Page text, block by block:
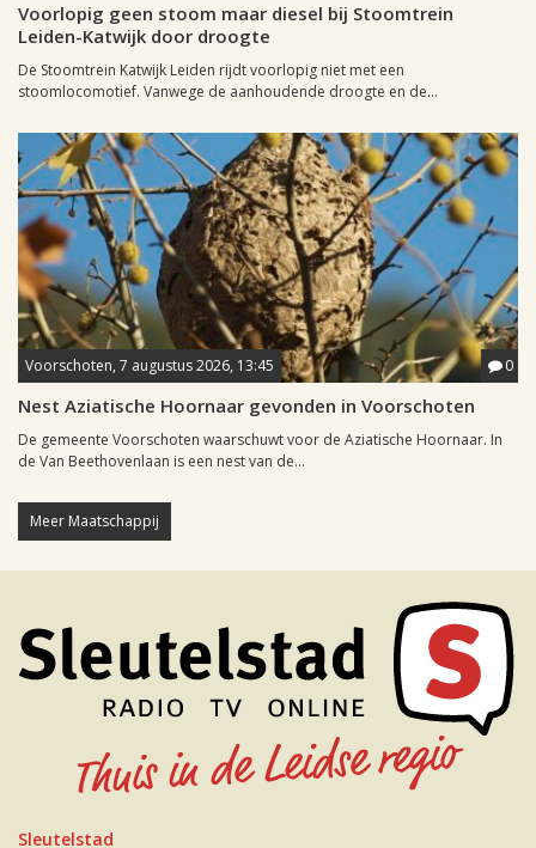
Voorlopig geen stoom maar diesel bij Stoomtrein
Leiden-Katwijk door droogte
De Stoomtrein Katwijk Leiden rijdt voorlopig niet met een
stoomlocomotief. Vanwege de aanhoudende droogte en de...
Voorschoten, 7 augustus 2026, 13:45 0
Nest Aziatische Hoornaar gevonden in Voorschoten
De gemeente Voorschoten waarschuwt voor de Aziatische Hoornaar. In
de Van Beethovenlaan is een nest van de...
Meer Maatschappij
Sleutelstad